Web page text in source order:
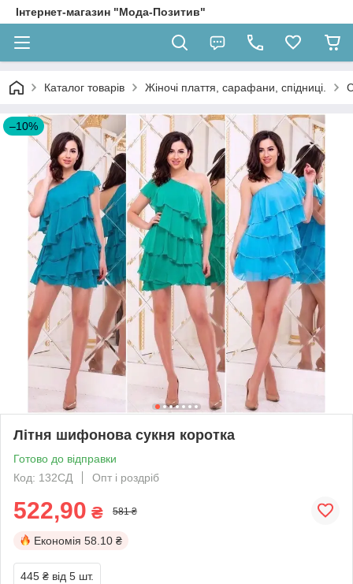
Інтернет-магазин "Мода-Позитив"
Каталог товарів Жіночі плаття, сарафани, спідниці.
–10%
Літня шифонова сукня коротка
Готово до відправки
Код: 132СД
Опт і роздріб
522,90 ₴ 581 ₴
Економія 58.10 ₴
445 ₴ від 5 шт.